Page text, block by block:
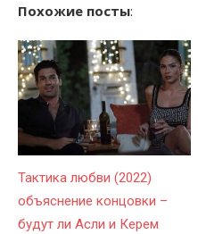
Похожие посты:
Тактика любви (2022)
объяснение концовки –
будут ли Асли и Керем